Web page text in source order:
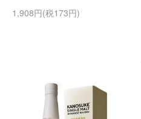
1,908円(税173円)